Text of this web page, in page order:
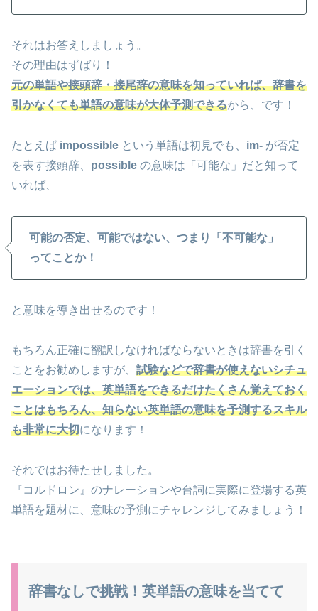
それはお答えしましょう。
その理由はずばり！
元の単語や接頭辞・接尾辞の意味を知っていれば、辞書を
引かなくても単語の意味が大体予測できるから、です！
たとえば impossible という単語は初見でも、 im- が否定
を表す接頭辞、 possible の意味は「可能な」だと知って
いれば、
可能の否定、可能ではない、つまり「不可能な」
ってことか！
と意味を導き出せるのです！
もちろん正確に翻訳しなければならないときは辞書を引く
ことをお勧めしますが、 試験などで辞書が使えないシチュ
エーションでは、英単語をできるだけたくさん覚えておく
ことはもちろん、知らない英単語の意味を予測するスキル
も非常に大切になります！
それではお待たせしました。
『コルドロン』のナレーションや台詞に実際に登場する英
単語を題材に、意味の予測にチャレンジしてみましょう！
辞書なしで挑戦！英単語の意味を当てて